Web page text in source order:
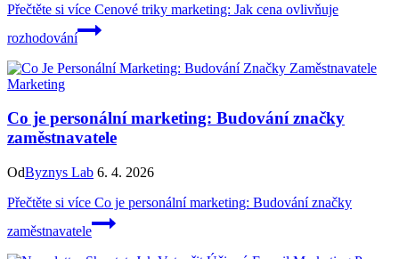
Přečtěte si více Cenové triky marketing: Jak cena ovlivňuje
rozhodování
Marketing
Co je personální marketing: Budování značky
zaměstnavatele
OdByznys Lab 6. 4. 2026
Přečtěte si více Co je personální marketing: Budování značky
zaměstnavatele